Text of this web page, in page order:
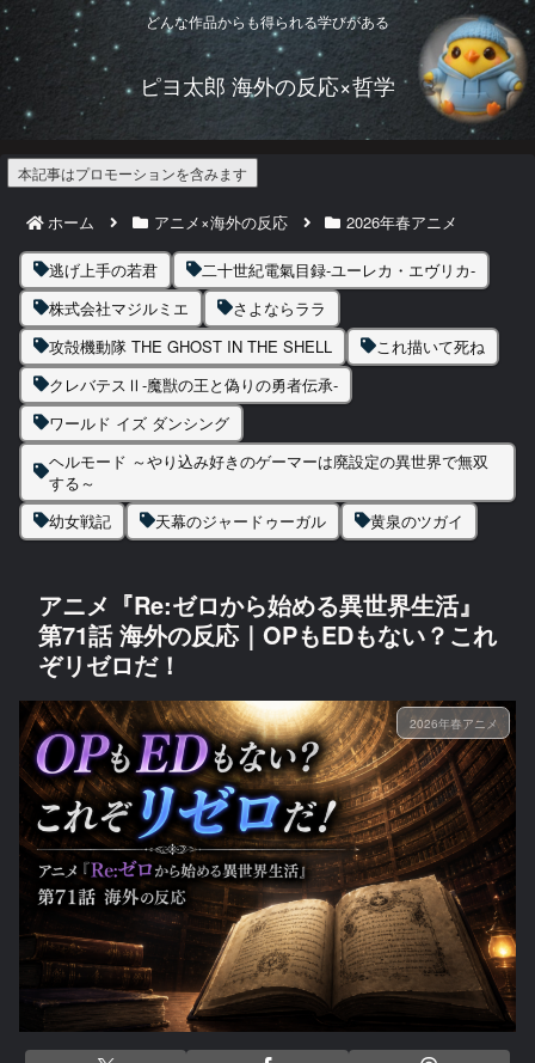
どんな作品からも得られる学びがある
ピヨ太郎 海外の反応×哲学
本記事はプロモーションを含みます
ホーム アニメ×海外の反応 2026年春アニメ
逃げ上手の若君
二十世紀電氣目録-ユーレカ・エヴリカ-
株式会社マジルミエ
さよならララ
攻殻機動隊 THE GHOST IN THE SHELL
これ描いて死ね
クレバテスⅡ-魔獣の王と偽りの勇者伝承-
ワールド イズ ダンシング
ヘルモード ～やり込み好きのゲーマーは廃設定の異世界で無双
する～
幼女戦記
天幕のジャードゥーガル 黄泉のツガイ
アニメ『Re:ゼロから始める異世界生活』
第71話 海外の反応｜OPもEDもない？これ
ぞリゼロだ！
2026年春アニメ